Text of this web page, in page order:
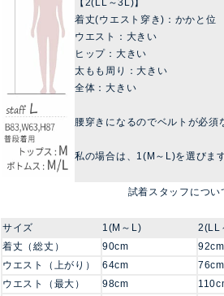
【2(LL～3L)】
着丈(ウエスト穿き)：かかと位
ウエスト：大きい
ヒップ：大きい
太もも周り：大きい
全体：大きい
腰穿きになるのでベルトが必須
私の場合は、1(M～L)を選びます
試着スタッフにつ
サイズ 1(M～L)
2(LL
着丈（総丈）
90cm
92cm
ウエスト（上がり）
64cm
76cm
ウエスト（最大）
98cm